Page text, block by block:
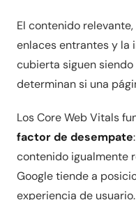
El contenido
enlaces entrantes y la
cubierta siguen
determinan si una
Los Core Web Vitals
factor de desempate
contenido igualmente
Google tiende a
experiencia de usuario.